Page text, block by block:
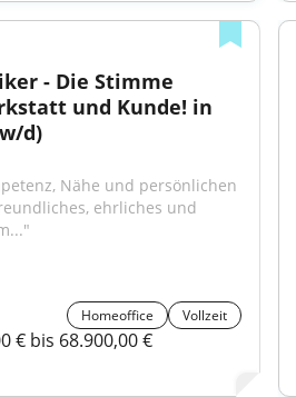
- Die Stimme
d)
ehrliches und
Homeoffice Vollzeit
€ bis 68.900,00 €